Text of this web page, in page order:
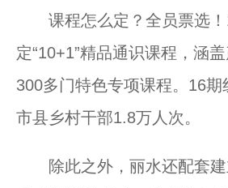
课程怎么定？全员票选！
定“10+1”精品通识课程，涵
300多门特色专项课程。16
市县乡村干部1.8万人次。
除此之外，丽水还配套建